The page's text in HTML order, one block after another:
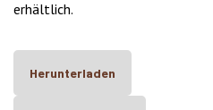
erhältlich.
Herunterladen